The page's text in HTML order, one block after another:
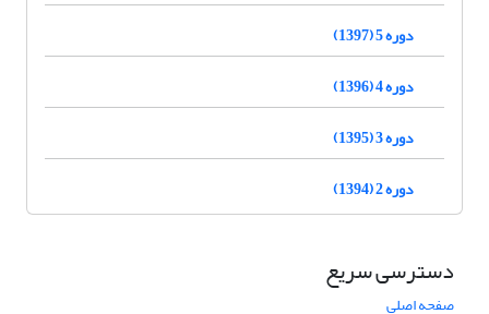
دوره 5 (1397)
دوره 4 (1396)
دوره 3 (1395)
دوره 2 (1394)
دسترسی سریع
صفحه اصلی